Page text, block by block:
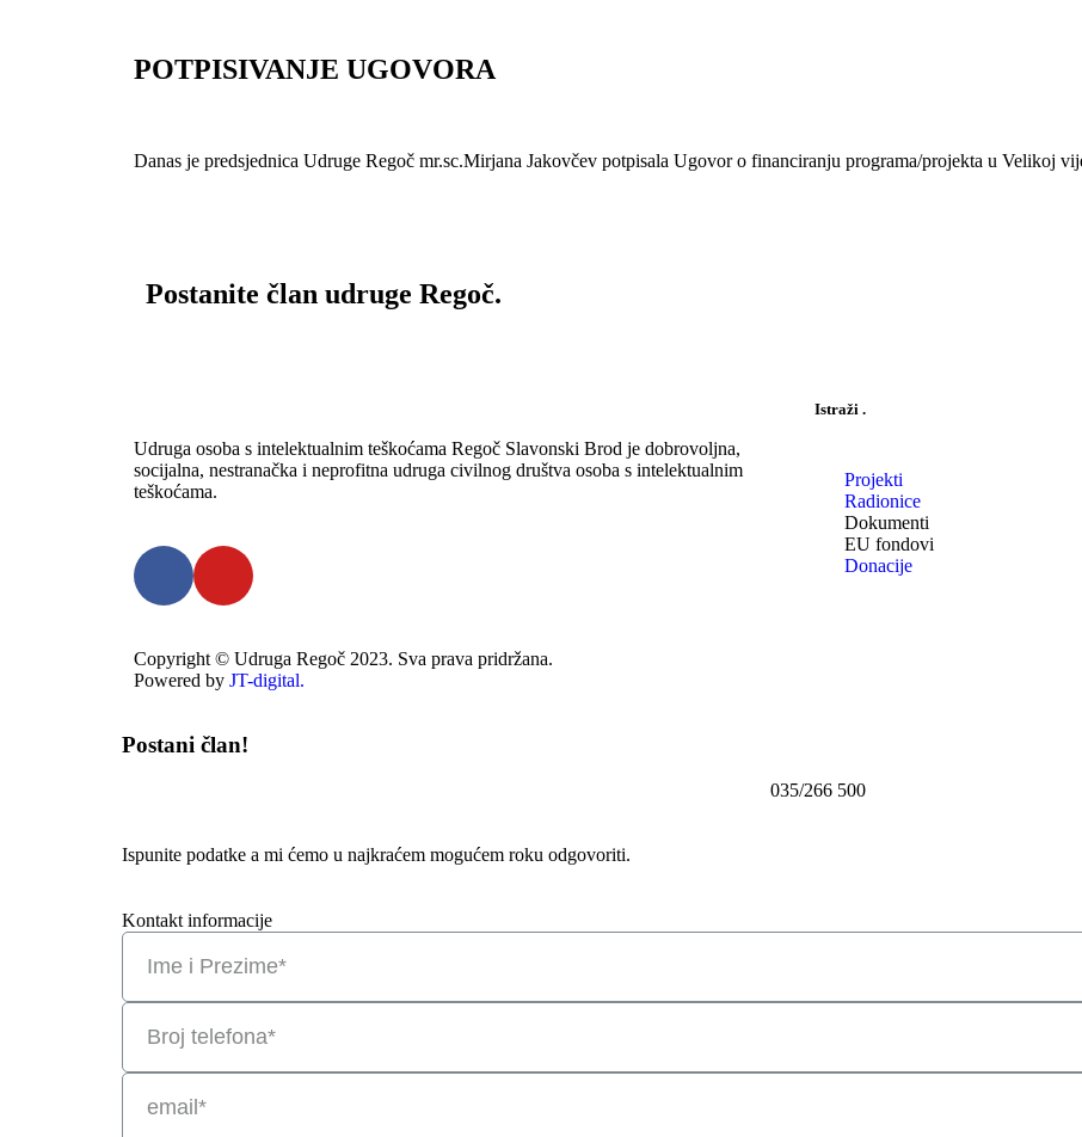
POTPISIVANJE UGOVORA
Danas je predsjednica Udruge Regoč mr.sc.Mirjana Jakovčev potpisala Ugovor o financiranju programa/projekta u Velikoj
Postanite član udruge Regoč.
Udruga osoba s intelektualnim teškoćama Regoč Slavonski Brod je dobrovoljna,
socijalna, nestranačka i neprofitna udruga civilnog društva osoba s intelektualnim
teškoćama.
Istraži .
Projekti
Radionice
Dokumenti
EU fondovi
Donacije
Copyright © Udruga Regoč 2023. Sva prava pridržana.
Powered by JT-digital.
Postani član!
035/266 500
Ispunite podatke a mi ćemo u najkraćem mogućem roku odgovoriti.
Kontakt informacije